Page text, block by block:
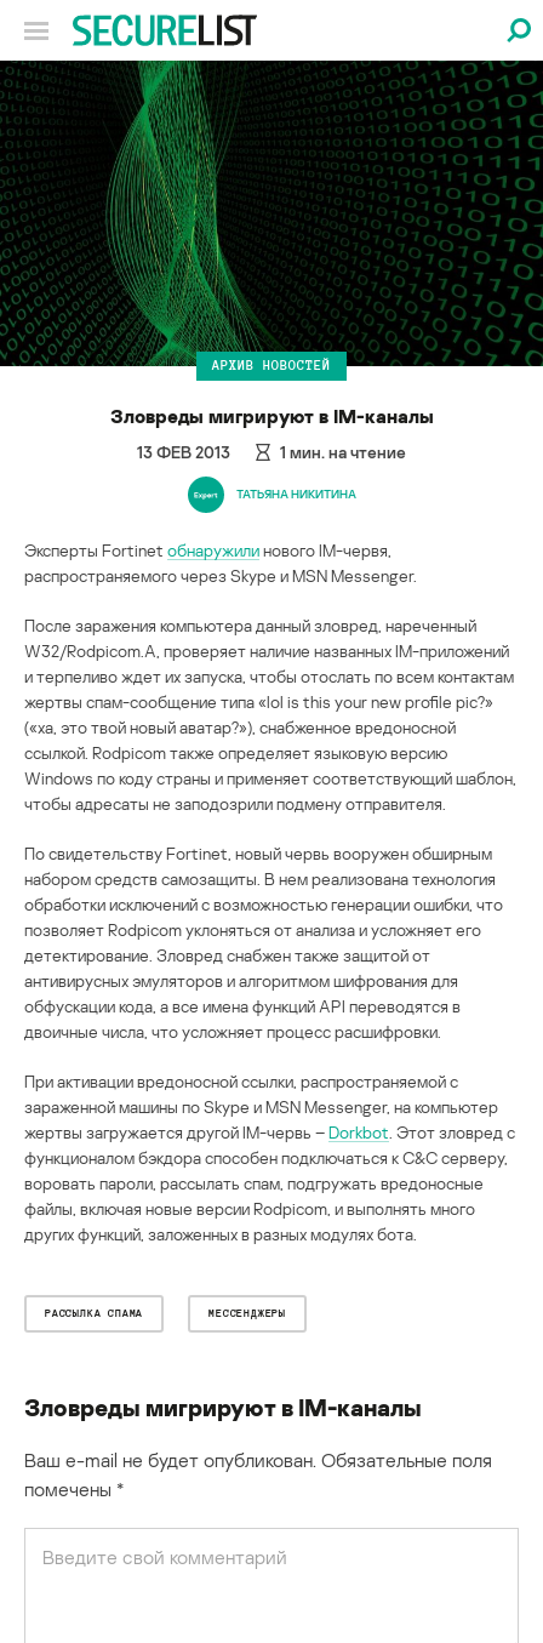
АРХИВ НОВОСТЕЙ
Зловреды мигрируют в IM-каналы
13 ФЕВ 2013 1 мин. на чтение
ТАТЬЯНА НИКИТИНА
Эксперты Fortinet обнаружилинового IM-червя,
распространяемого через Skype и MSN Messenger.
После заражения компьютера данный зловред, нареченный
W32/Rodpicom.A, проверяет наличие названных IM-приложений
и терпеливо ждет их запуска, чтобы отослать по всем контактам
жертвы спам-сообщение типа «lol is this your new profile pic?»
(«ха, это твой новый аватар?»), снабженное вредоносной
ссылкой. Rodpicom также определяет языковую версию
Windows по коду страны и применяет соответствующий шаблон,
чтобы адресаты не заподозрили подмену отправителя.
По свидетельству Fortinet, новый червь вооружен обширным
набором средств самозащиты. В нем реализована технология
обработки исключений с возможностью генерации ошибки, что
позволяет Rodpicom уклоняться от анализа и усложняет его
детектирование. Зловред снабжен также защитой от
антивирусных эмуляторов и алгоритмом шифрования для
обфускации кода, а все имена функций API переводятся в
двоичные числа, что усложняет процесс расшифровки.
При активации вредоносной ссылки, распространяемой с
зараженной машины по Skype и MSN Messenger, на компьютер
жертвы загружается другой IM-червь –Dorkbot . Этот зловред с
функционалом бэкдора способен подключаться к C&C серверу,
воровать пароли, рассылать спам, подгружать вредоносные
файлы, включая новые версии Rodpicom, и выполнять много
других функций, заложенных в разных модулях бота.
РАССЫЛКА СПАМА МЕССЕНДЖЕРЫ
Зловреды мигрируют в IM-каналы
Ваш e-mail не будет опубликован. Обязательные поля
помечены *